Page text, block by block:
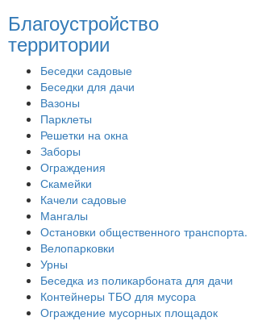
Благоустройство
территории
Беседки садовые
Беседки для дачи
Вазоны
Парклеты
Решетки на окна
Заборы
Ограждения
Скамейки
Качели садовые
Мангалы
Остановки общественного транспорта.
Велопарковки
Урны
Беседка из поликарбоната для дачи
Контейнеры ТБО для мусора
Ограждение мусорных площадок